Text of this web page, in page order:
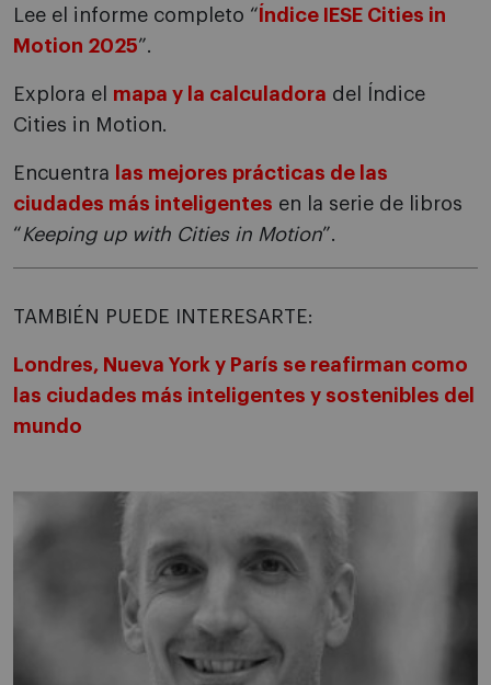
Lee el informe completo “ Índice IESE Cities in
Motion 2025”.
Explora el mapa y la calculadora del Índice
Cities in Motion.
Encuentra
las mejores prácticas de las
ciudades más inteligentes en la serie de libros
“Keeping up with Cities in Motion”.
TAMBIÉN PUEDE INTERESARTE:
Londres, Nueva York y París se reafirman como
las ciudades más inteligentes y sostenibles del
mundo